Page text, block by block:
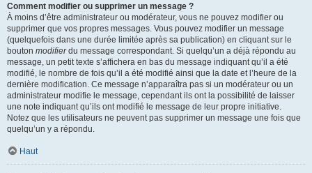
Comment modifier ou supprimer un message ?
À moins d’être administrateur ou modérateur, vous ne pouvez modifier ou
supprimer que vos propres messages. Vous pouvez modifier un message
(quelquefois dans une durée limitée après sa publication) en cliquant sur le
bouton modifierdu message correspondant. Si quelqu’un a déjà répondu au
message, un petit texte s’affichera en bas du message indiquant qu’il a été
modifié, le nombre de fois qu’il a été modifié ainsi que la date et l’heure de la
dernière modification. Ce message n’apparaîtra pas si un modérateur ou un
administrateur modifie le message, cependant ils ont la possibilité de laisser
une note indiquant qu’ils ont modifié le message de leur propre initiative.
Notez que les utilisateurs ne peuvent pas supprimer un message une fois que
quelqu’un y a répondu.
Haut